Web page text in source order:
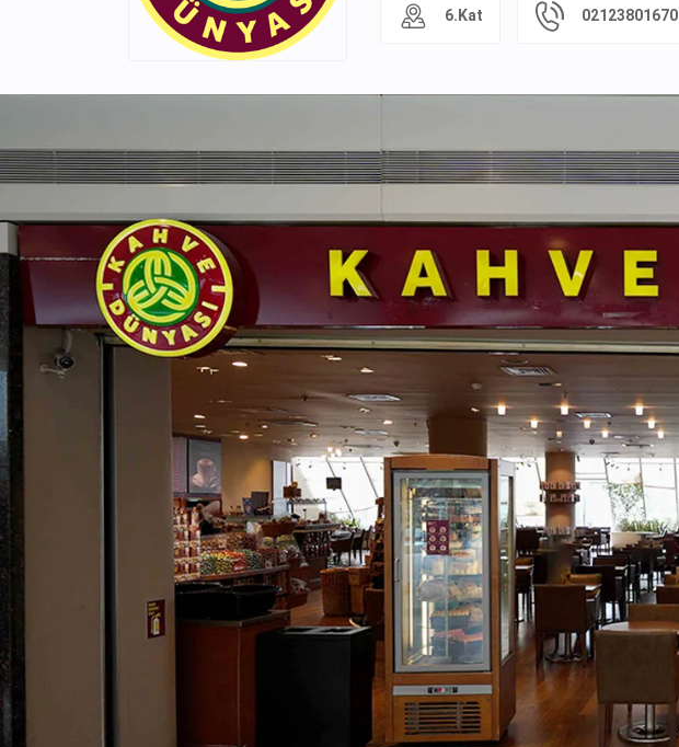
6.Kat 02123801670